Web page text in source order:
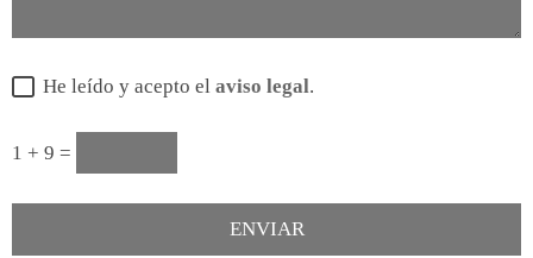
He leído y acepto el aviso legal.
1 + 9 =